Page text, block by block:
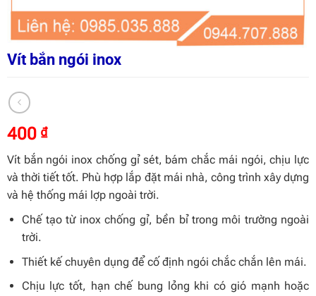
Vít bắn ngói inox
400 ₫
Vít bắn ngói inox chống gỉ sét, bám chắc mái ngói, chịu lực
và thời tiết tốt. Phù hợp lắp đặt mái nhà, công trình xây dựng
và hệ thống mái lợp ngoài trời.
Chế tạo từ inox chống gỉ, bền bỉ trong môi trường ngoài
trời.
Thiết kế chuyên dụng để cố định ngói chắc chắn lên mái.
Chịu lực tốt, hạn chế bung lỏng khi có gió mạnh hoặc